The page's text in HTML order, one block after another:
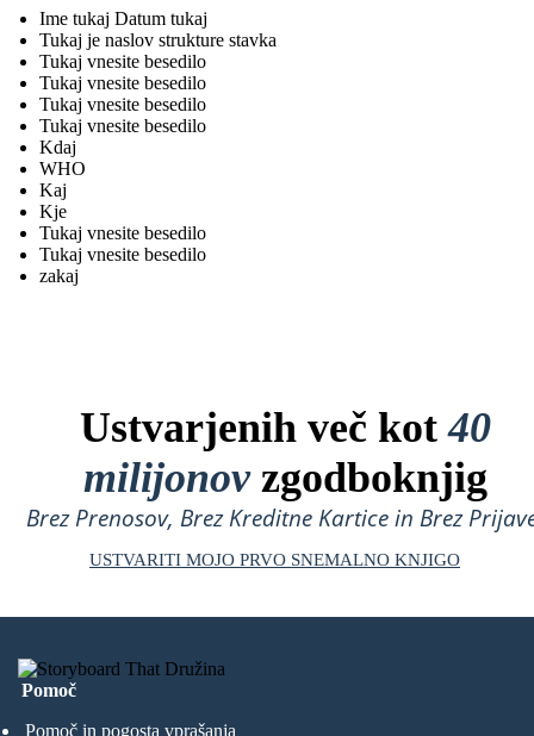
Ime tukaj Datum tukaj
Tukaj je naslov strukture stavka
Tukaj vnesite besedilo
Tukaj vnesite besedilo
Tukaj vnesite besedilo
Tukaj vnesite besedilo
Kdaj
WHO
Kaj
Kje
Tukaj vnesite besedilo
Tukaj vnesite besedilo
zakaj
Ustvarjenih več kot40
milijonovzgodboknjig
Brez Prenosov, Brez Kreditne Kartice in Brez
USTVARITI MOJO PRVO SNEMALNO KNJIGO
Pomoč
Pomoč in pogosta vprašanja